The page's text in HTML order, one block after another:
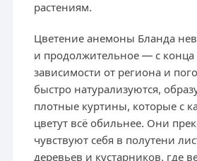
растениям.
Цветение анемоны Бланда
и продолжительное — с конца
зависимости от региона и
быстро натурализуются,
плотные куртины, которые с
цветут всё обильнее. Они
чувствуют себя в полутени
деревьев и кустарников, где